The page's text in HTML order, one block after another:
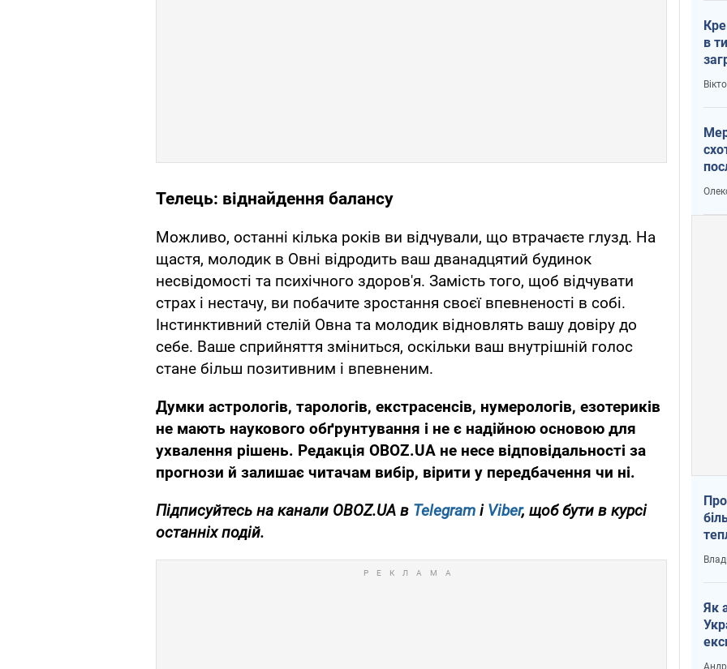
Телець: віднайдення балансу
Можливо, останні кілька років ви відчували, що втрачаєте глузд. На
щастя, молодик в Овні відродить ваш дванадцятий будинок
несвідомості та психічного здоров'я. Замість того, щоб відчувати
страх і нестачу, ви побачите зростання своєї впевненості в собі.
Інстинктивний стелій Овна та молодик відновлять вашу довіру до
себе. Ваше сприйняття зміниться, оскільки ваш внутрішній голос
стане більш позитивним і впевненим.
Думки астрологів, тарологів, екстрасенсів, нумерологів, езотериків
не мають наукового обґрунтування і не є надійною основою для
ухвалення рішень. Редакція OBOZ.UA не несе відповідальності за
прогнози й залишає читачам вибір, вірити у передбачення чи ні.
Підписуйтесь на канали OBOZ.UA в Telegram і Viber, щоб бути в курсі
останніх подій.
в
у
Як